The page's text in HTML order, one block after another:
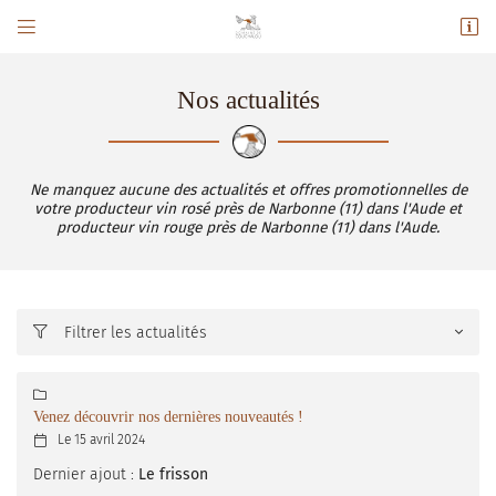
 
 Adresse email de réception

Rafraîchir le captcha
Nos actualités
Ne manquez aucune des actualités et offres promotionnelles de
votre producteur vin rosé près de Narbonne (11) dans l'Aude et
producteur vin rouge près de Narbonne (11) dans l'Aude.
 Filtrer les actualités

Venez découvrir nos dernières nouveautés !
 Le 15 avril 2024
Dernier ajout : Le frisson